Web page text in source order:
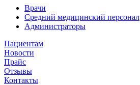
Врачи
Средний медицинский персонал
Администраторы
Пациентам
Новости
Прайс
Отзывы
Контакты